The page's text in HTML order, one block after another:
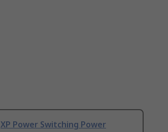
XP Power Switching Power